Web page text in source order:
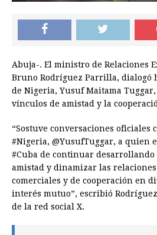
Abuja-. El ministro de Relaciones
Bruno Rodríguez Parrilla, dialogó
de Nigeria, Yusuf Maitama
vínculos de amistad y la
“Sostuve conversaciones oficiales
#Nigeria, @YusufTuggar, a quien
#Cuba de continuar desarrollando
amistad y dinamizar las
comerciales y de cooperación en
interés mutuo”, escribió
de la red social X.